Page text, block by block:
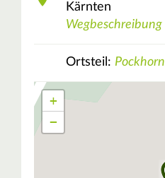
Kärnten
Wegbeschreibung
Ortsteil: Pockhorn
+
−